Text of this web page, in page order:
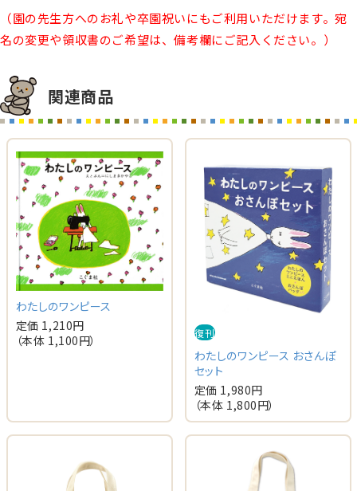
（園の先生方へのお礼や卒園祝いにもご利用いただけます。宛
名の変更や領収書のご希望は、備考欄にご記入ください。）
関連商品
わたしのワンピース
定価 1,210円
（本体 1,100円）
復刊
わたしのワンピース おさんぽ
セット
定価 1,980円
（本体 1,800円）